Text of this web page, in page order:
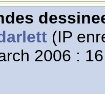
(IP
2006 :